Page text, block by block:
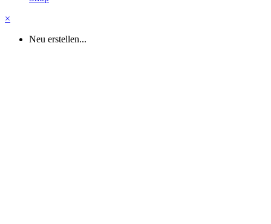
×
Neu erstellen...